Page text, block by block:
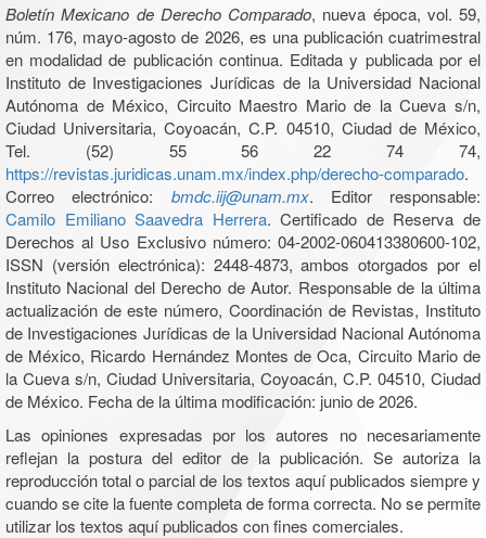
Boletín Mexicano de Derecho Comparado, nueva época, vol. 59,
núm. 176, mayo-agosto de 2026, es una publicación cuatrimestral
en modalidad de publicación continua. Editada y publicada por el
Instituto de Investigaciones Jurídicas de la Universidad Nacional
Autónoma de México, Circuito Maestro Mario de la Cueva s/n,
Ciudad Universitaria, Coyoacán, C.P. 04510, Ciudad de México,
Tel. (52) 55 56 22 74 74,
https://revistas.juridicas.unam.mx/index.php/derecho-comparado.
Correo electrónico: bmdc.iij@unam.mx. Editor responsable:
Camilo Emiliano Saavedra Herrera. Certificado de Reserva de
Derechos al Uso Exclusivo número: 04-2002-060413380600-102,
ISSN (versión electrónica): 2448-4873, ambos otorgados por el
Instituto Nacional del Derecho de Autor. Responsable de la última
actualización de este número, Coordinación de Revistas, Instituto
de Investigaciones Jurídicas de la Universidad Nacional Autónoma
de México, Ricardo Hernández Montes de Oca, Circuito Mario de
la Cueva s/n, Ciudad Universitaria, Coyoacán, C.P. 04510, Ciudad
de México. Fecha de la última modificación: junio de 2026.
Las opiniones expresadas por los autores no necesariamente
reflejan la postura del editor de la publicación. Se autoriza la
reproducción total o parcial de los textos aquí publicados siempre y
cuando se cite la fuente completa de forma correcta. No se permite
utilizar los textos aquí publicados con fines comerciales.